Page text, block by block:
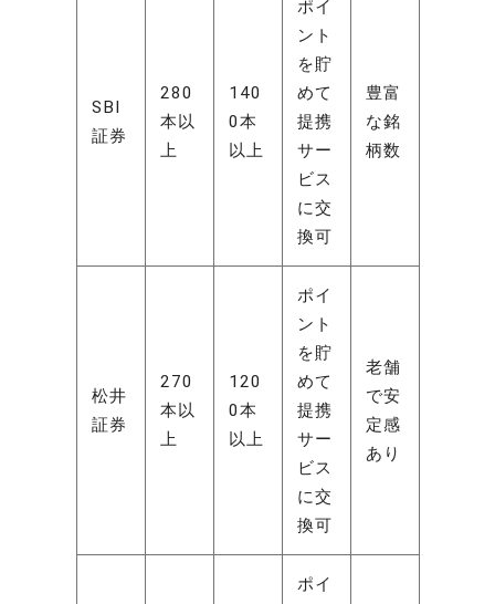
SBI
証券
280
本以
上
140
0本
以上
ポイ
ント
を貯
めて
提携
サー
ビス
に交
換可
豊富
な銘
柄数
松井
証券
270
本以
上
120
0本
以上
ポイ
ント
を貯
めて
提携
サー
ビス
に交
換可
老舗
で安
定感
あり
ポイ